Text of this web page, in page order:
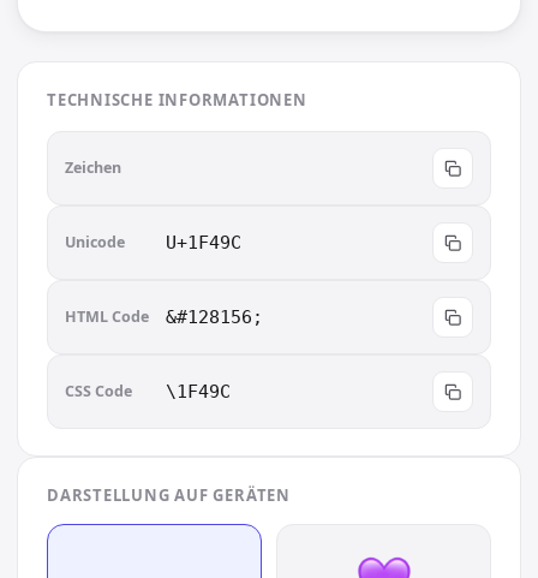
TECHNISCHE INFORMATIONEN
Zeichen
Unicode U+1F49C
HTML Code &#128156;
CSS Code \1F49C
DARSTELLUNG AUF GERÄTEN